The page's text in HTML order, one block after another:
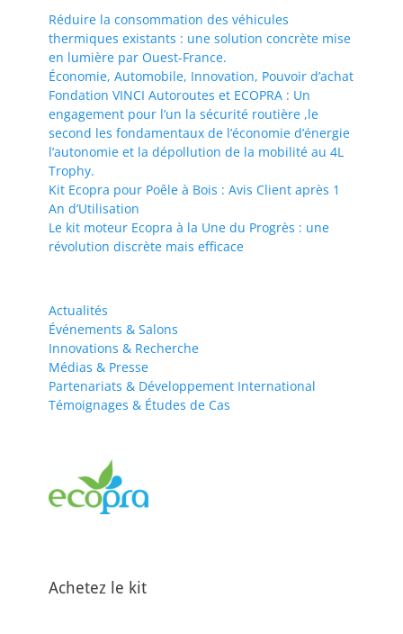
Réduire la consommation des véhicules
thermiques existants : une solution concrète mise
en lumière par Ouest-France.
Économie, Automobile, Innovation, Pouvoir d’achat
Fondation VINCI Autoroutes et ECOPRA : Un
engagement pour l’un la sécurité routière ,le
second les fondamentaux de l’économie d’énergie
l’autonomie et la dépollution de la mobilité au 4L
Trophy.
Kit Ecopra pour Poêle à Bois : Avis Client après 1
An d’Utilisation
Le kit moteur Ecopra à la Une du Progrès : une
révolution discrète mais efficace
Actualités
Événements & Salons
Innovations & Recherche
Médias & Presse
Partenariats & Développement International
Témoignages & Études de Cas
Achetez le kit